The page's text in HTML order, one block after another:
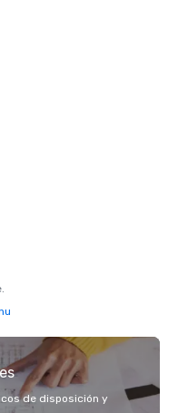
de disposición y